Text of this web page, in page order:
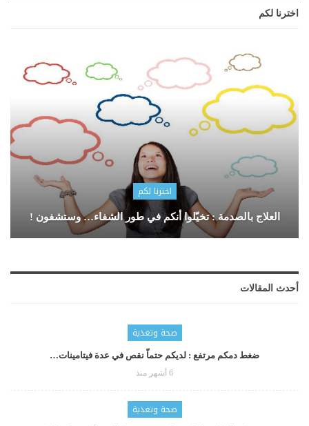
اخترنا لكم
اخترنا لكم
العلاج بالصدمة : تخيّلوا أنكم في طور الشفاء… وستشفون !
أحدث المقالات
صحة وتغذية
ضغط دمكم مرتفع : لديكم حتماّ نقص في عدة فيتامينات…
6 أشهر منذ
صحة وتغذية